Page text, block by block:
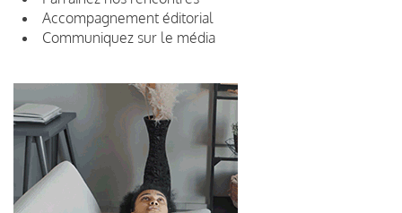
Accompagnement éditorial
Communiquez sur le média